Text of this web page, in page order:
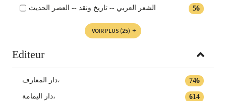
56 الشعر العربي -- تاريخ ونقد -- العصر الحديث
VOIR PLUS (25)
Editeur
746 دار المعارف،
614 دار اليمامة،